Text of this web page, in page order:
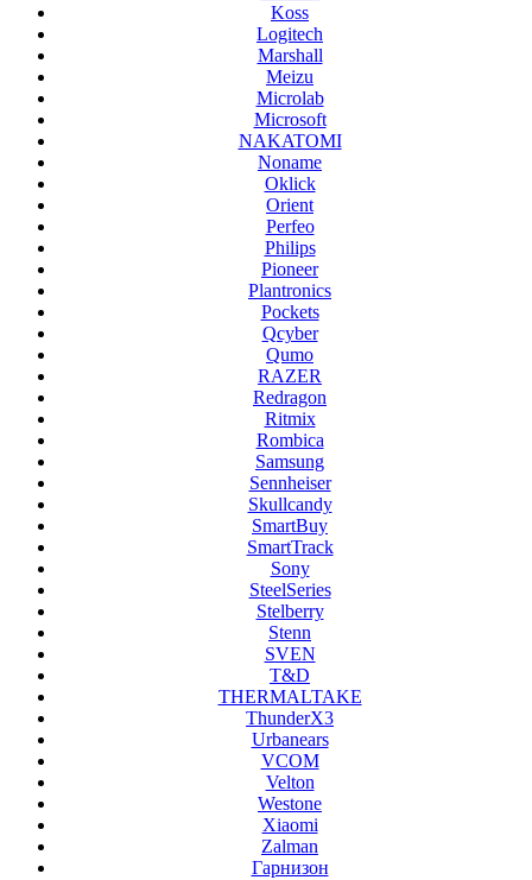
Koss
Logitech
Marshall
Meizu
Microlab
Microsoft
NAKATOMI
Noname
Oklick
Orient
Perfeo
Philips
Pioneer
Plantronics
Pockets
Qcyber
Qumo
RAZER
Redragon
Ritmix
Rombica
Samsung
Sennheiser
Skullcandy
SmartBuy
SmartTrack
Sony
SteelSeries
Stelberry
Stenn
SVEN
T&D
THERMALTAKE
ThunderX3
Urbanears
VCOM
Velton
Westone
Xiaomi
Zalman
Гарнизон